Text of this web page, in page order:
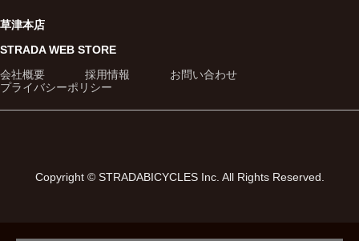
草津本店
STRADA WEB STORE
会社概要 採用情報
お問い合わせ
プライバシーポリシー
Copyright © STRADABICYCLES Inc. All Rights Reserved.